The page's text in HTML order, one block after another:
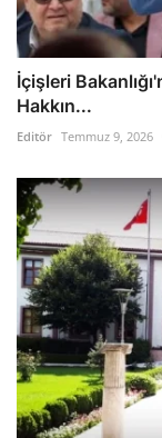
İçişleri
Hakkın...
Editör Temmuz 9, 2026